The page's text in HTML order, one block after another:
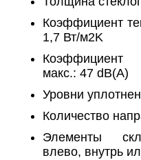
Коэффициент
1,7 Вт/м2K
Коэффициент
макс.: 47 dB(A)
Уровни
Количество
Элементы
влево, внутрь